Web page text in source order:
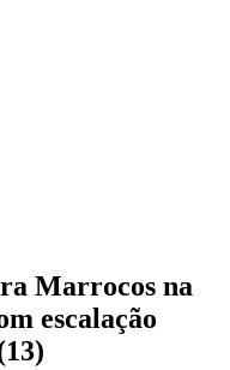
Marrocos na
escalação